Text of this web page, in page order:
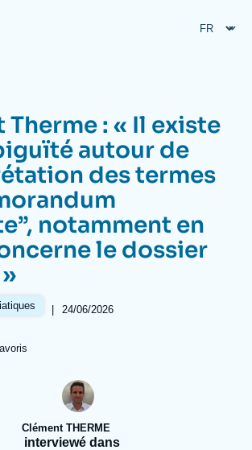
Nous soutenir
Recherches fréquentes
Therme : « Il existe
autour de
des termes
notamment en
le dossier
| 24/06/2026
Clément THERME
interviewé dans